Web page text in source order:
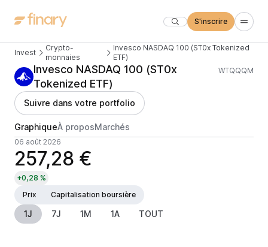
S'inscrire
Invest
Crypto-
monnaies
Invesco NASDAQ 100 (ST0x Tokenized
ETF)
Invesco NASDAQ 100 (ST0x
Tokenized ETF)
WTQQQM
Suivre dans votre portfolio
GraphiqueÀ proposMarchés
06 août 2026
257,28 €
+0,28 %
Prix
Capitalisation boursière
1J 7J 1M 1A TOUT